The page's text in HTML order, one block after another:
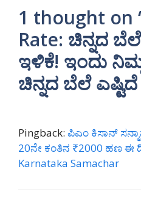
1 thought on
Rate: ಚಿನ್ನದ
ಇಳಿಕೆ! ಇಂದು
ಚಿನ್ನದ ಬೆಲೆ
Pingback: ಪಿಎಂ ಕಿಸಾನ್
20ನೇ ಕಂತಿನ ₹2000 ಹಣ ಈ
Karnataka Samachar